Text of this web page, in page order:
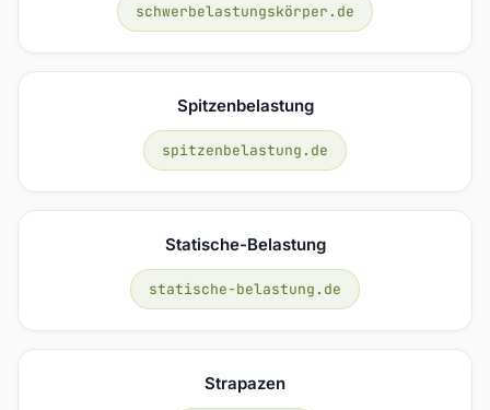
schwerbelastungskörper.de
Spitzenbelastung
spitzenbelastung.de
Statische-Belastung
statische-belastung.de
Strapazen